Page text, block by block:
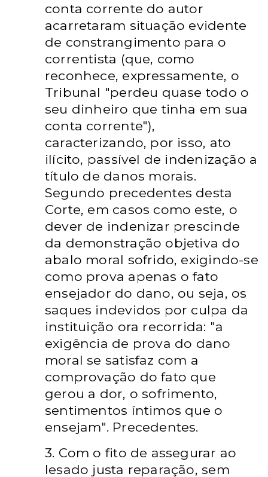
conta corrente do autor
acarretaram situação evidente
de constrangimento para o
correntista (que, como
reconhece, expressamente, o
Tribunal "perdeu quase todo o
seu dinheiro que tinha em sua
conta corrente"),
caracterizando, por isso, ato
ilícito, passível de indenização a
título de danos morais.
Segundo precedentes desta
Corte, em casos como este, o
dever de indenizar prescinde
da demonstração objetiva do
abalo moral sofrido, exigindo-se
como prova apenas o fato
ensejador do dano, ou seja, os
saques indevidos por culpa da
instituição ora recorrida: "a
exigência de prova do dano
moral se satisfaz com a
comprovação do fato que
gerou a dor, o sofrimento,
sentimentos íntimos que o
ensejam". Precedentes.
3. Com o fito de assegurar ao
lesado justa reparação, sem